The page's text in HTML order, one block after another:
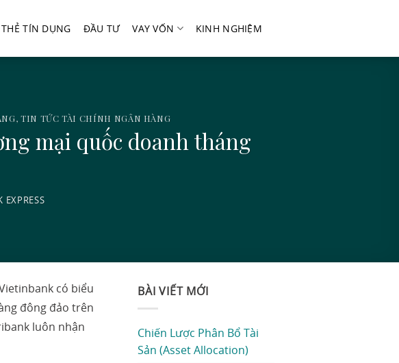
THẺ TÍN DỤNG ĐẦU TƯ VAY VỐN KINH NGHIỆM
, TIN TỨC TÀI CHÍNH NGÂN HÀNG
mại quốc doanh tháng
EXPRESS
có biểu
đông đảo trên
luôn nhận
BÀI VIẾT MỚI
Chiến Lược Phân Bổ Tài
Sản (Asset Allocation)